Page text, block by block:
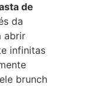
de
da
abrir
infinitas
brunch